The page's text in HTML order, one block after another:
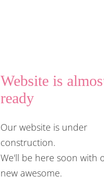
Website is
ready
Our website is under
construction.
We'll be here soon with
new awesome.